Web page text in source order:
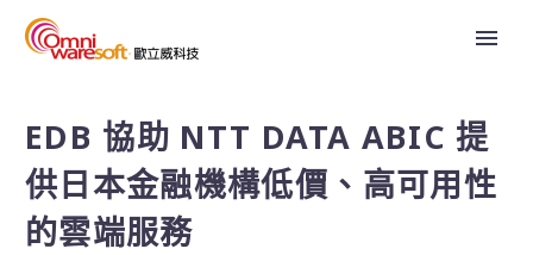
EDB 協助 NTT DATA ABIC 提
供日本金融機構低價、高可用性
的雲端服務